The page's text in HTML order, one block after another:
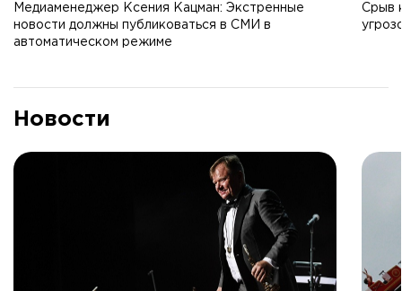
Медиаменеджер Ксения Кацман: Экстренные
новости должны публиковаться в СМИ в
автоматическом режиме
Срыв
Новости